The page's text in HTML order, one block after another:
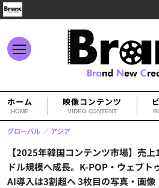
ホーム
HOME
映像コンテンツ
VIDEO CONTENT
【2025年韓国コンテンツ市場】売
ドル規模へ成長。K-POP・ウェブト
AI導入は3割超へ 3枚目の写真・画像
グローバル アジア